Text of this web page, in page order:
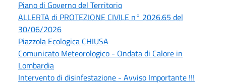
Piano di Governo del Territorio
ALLERTA di PROTEZIONE CIVILE n° 2026.65 del
30/06/2026
Piazzola Ecologica CHIUSA
Comunicato Meteorologico - Ondata di Calore in
Lombardia
Intervento di disinfestazione - Avviso Importante !!!